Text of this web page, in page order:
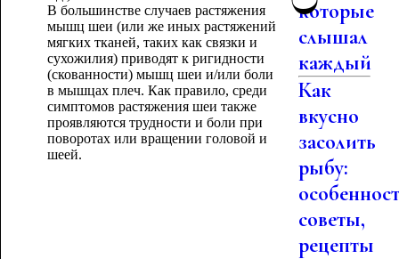
В большинстве случаев растяжения
мышц шеи (или же иных растяжений
мягких тканей, таких как связки и
сухожилия) приводят к ригидности
(скованности) мышц шеи и/или боли
в мышцах плеч. Как правило, среди
симптомов растяжения шеи также
проявляются трудности и боли при
поворотах или вращении головой и
шеей.
которые
слышал
каждый
Как
вкусно
засолить
рыбу:
советы,
рецепты